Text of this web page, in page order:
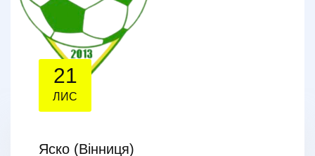
21
ЛИС
Яско (Вінниця)